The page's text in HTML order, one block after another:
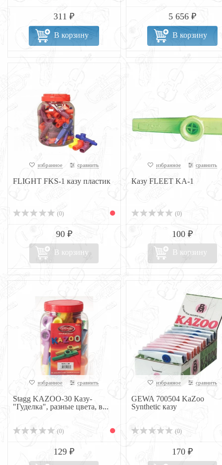
311 ₽
В корзину
5 656 ₽
В корзину
избранное сравнить
FLIGHT FKS-1 казу пластик
(0)
90 ₽
В корзину
избранное сравнить
Казу FLEET KA-1
(0)
100 ₽
В корзину
избранное сравнить
Stagg KAZOO-30 Казу-
"Гуделка", разные цвета, в...
(0)
129 ₽
избранное сравнить
GEWA 700504 KaZoo
Synthetic казу
(0)
170 ₽